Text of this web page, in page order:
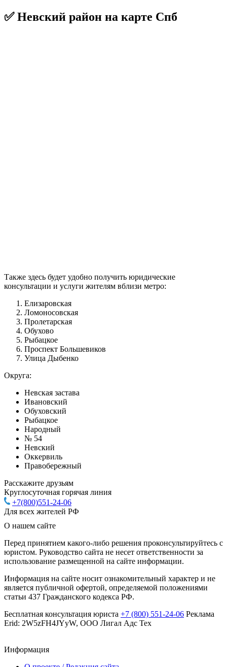
✅ Невский район на карте Спб
Также здесь будет удобно получить юридические
консультации и услуги жителям вблизи метро:
Елизаровская
Ломоносовская
Пролетарская
Обухово
Рыбацкое
Проспект Большевиков
Улица Дыбенко
Округа:
Невская застава
Ивановский
Обуховский
Рыбацкое
Народный
№ 54
Невский
Оккервиль
Правобережный
Расскажите друзьям
Круглосуточная горячая линия
+7(800)551-24-06
Для всех жителей РФ
О нашем сайте
Перед принятием какого-либо решения проконсультируйтесь с
юристом. Руководство сайта не несет ответственности за
использование размещенной на сайте информации.
Информация на сайте носит ознакомительный характер и не
является публичной офертой, определяемой положениями
статьи 437 Гражданского кодекса РФ.
Бесплатная консультация юриста +7 (800) 551-24-06 Реклама
Erid: 2W5zFH4JYyW, ООО Лигал Адс Тех
Информация